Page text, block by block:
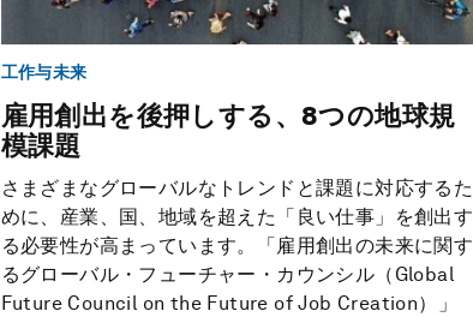
工作与未来
雇用創出を後押しする、8つの地球規
模課題
さまざまなグローバルなトレンドと課題に対応するた
めに、産業、国、地域を超えた「良い仕事」を創出す
る必要性が高まっています。「雇用創出の未来に関す
るグローバル・フューチャー・カウンシル（Global
Future Council on the Future of Job Creation）」